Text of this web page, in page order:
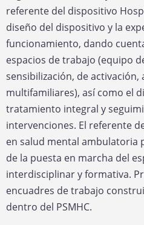
referente del dispositivo
diseño del dispositivo y la
funcionamiento, dando
espacios de trabajo (equipo
sensibilización, de activación,
multifamiliares), así como el
tratamiento integral y
intervenciones. El referente
en salud mental ambulatoria
de la puesta en marcha del
interdisciplinar y formativa.
encuadres de trabajo
dentro del PSMHC.